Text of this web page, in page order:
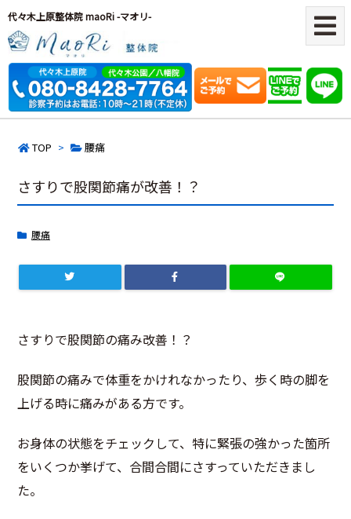
代々木上原整体院 maoRi -マオリ-
TOP > 腰痛
さすりで股関節痛が改善！？
腰痛
さすりで股関節の痛み改善！？
股関節の痛みで体重をかけれなかったり、歩く時の脚を
上げる時に痛みがある方です。
お身体の状態をチェックして、特に緊張の強かった箇所
をいくつか挙げて、合間合間にさすっていただきまし
た。